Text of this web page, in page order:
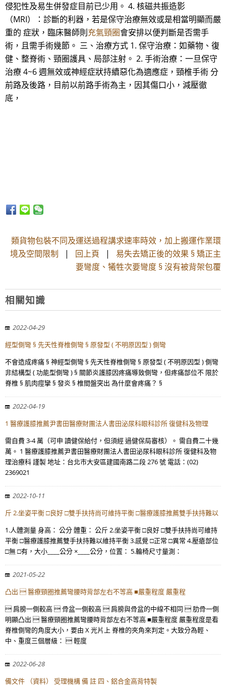
侵犯性及易生併發症目前已少用。 4. 核磁共振造影
（MRI）：診斷的利器，若是保守治療無效或是相當明顯而嚴
重的 症狀，臨床醫師則充氣頸圈會安排以便判斷是否需手
術，且需手術幾節。 三、治療方式 1. 保守治療：如藥物、復
健、整脊術、頸圈護具、局部注射。 2. 手術治療：一旦保守
治療 4~6 週無效或神經症狀持續惡化為適應症，頸椎手術 分
前路及後路，目前以前路手術為主，因其傷口小，減壓徹
底，
類貨物包裝不同及運送過程講求速率時效，加上搬運作業環
境及空間限制 | 回上頁 | 易失去矯正後的效果 § 矯正主
要彎度、犧牲次要彎度 § 沒有被背架包覆
相關知識
2022-04-29
經型側彎 § 先天性脊椎側彎 § 原發型 ( 不明原因型 ) 側彎
不會造成疼痛 § 神經型側彎 § 先天性脊椎側彎 § 原發型 ( 不明原因型 ) 側彎
非結構型 ( 功能型側彎 ) § 關節炎護膝因疼痛導致側彎，但疼痛部位不 限於
脊椎 § 肌肉痙攣 § 發炎 § 椎間盤突出 為什麼會疼痛？ §
2022-04-19
1 醫療護膝推薦尹書田醫療財團法人書田泌尿科眼科診所 復健科及物理
需自費 3-4 萬（可申 讀健保給付，但須經 過健保局審核）。 需自費二十幾
萬。 1 醫療護膝推薦尹書田醫療財團法人書田泌尿科眼科診所 復健科及物
理治療科 謹製 地址：台北市大安區建國南路二段 276 號 電話：(02)
2369021
2022-10-11
斤 2.坐姿平衡 □良好 □雙手扶持尚可維持平衡 □醫療護膝推薦雙手扶持難以
1.人體測量 身高： 公分 體重： 公斤 2.坐姿平衡 □良好 □雙手扶持尚可維持
平衡 □醫療護膝推薦雙手扶持難以維持平衡 3.感覺 □正常 □異常 4.壓瘡部位
□無 □有，大小____公分 ×____公分，位置： 5.輪椅尺寸量測：
2021-05-22
凸出  醫療頸圈推薦彎腰時背部左右不等高 ■嚴重程度 嚴重程
 肩膀一側較高  骨盆一側較高  肩膀與骨盆的中線不相同  肋骨一側
明顯凸出  醫療頸圈推薦彎腰時背部左右不等高 ■嚴重程度 嚴重程度是看
脊椎側彎的角度大小，要由 X 光片上 脊椎的夾角來判定。大致分為輕、
中、重度三個層級：  輕度
2022-06-28
備文件 （資料） 受理機構 備 註 四、鋁合金高背特製